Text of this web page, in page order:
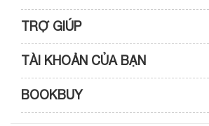
Sản phẩm & Đơn hàng: 0933 109 009
Kỹ thuật & Bảo hành: 0989 439 986
Điện thoại: (028) 3820 7153 (giờ hành chính)
TRỢ GIÚP
Hướng dẫn mua hàng
TÀI KHOẢN CỦA BẠN
Cập nhật tài khoản
BOOKBUY